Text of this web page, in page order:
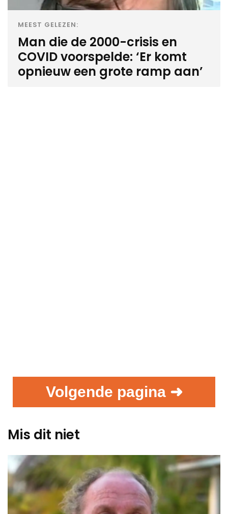
MEEST GELEZEN:
Man die de 2000-crisis en
COVID voorspelde: ‘Er komt
opnieuw een grote ramp aan’
Volgende pagina ➜
Mis dit niet